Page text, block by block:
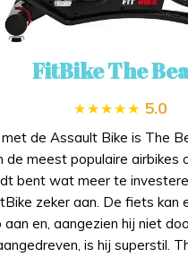
FitBike The
5.0
de Assault Bike is The
de meest populaire airbikes
bent wat meer te
zeker aan. De fiets kan
aan en, aangezien hij niet
is hij superstil.